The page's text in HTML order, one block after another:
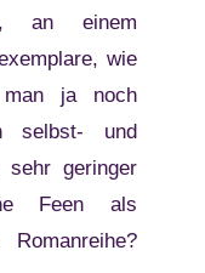
an einem
wie
ja noch
selbst- und
sehr geringer
Feen als